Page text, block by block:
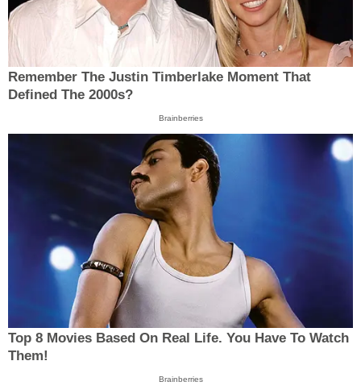
Remember The Justin Timberlake Moment That
Defined The 2000s?
Brainberries
Top 8 Movies Based On Real Life. You Have To Watch
Them!
Brainberries